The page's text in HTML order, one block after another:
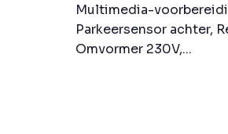
Multimedia-
Parkeersensor achter,
Omvormer 230V,...